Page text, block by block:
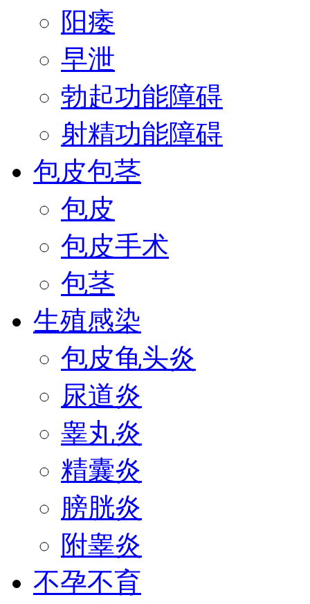
阳痿
早泄
勃起功能障碍
射精功能障碍
包皮包茎
包皮
包皮手术
包茎
生殖感染
包皮龟头炎
尿道炎
睾丸炎
精囊炎
膀胱炎
附睾炎
不孕不育